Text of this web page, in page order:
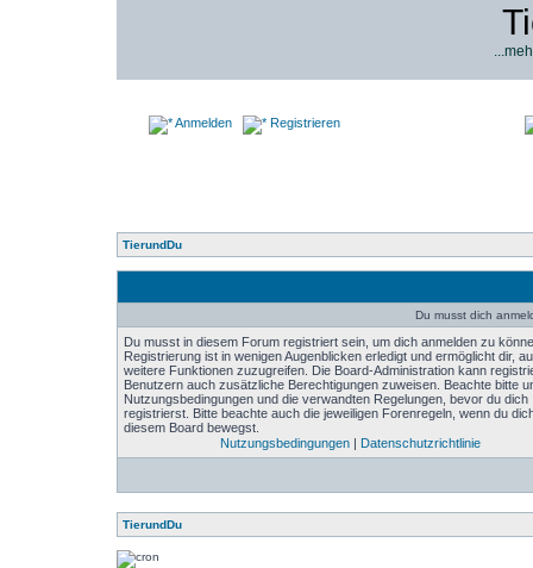
Anmelden Registrieren
TierundDu
Du musst dich
Du musst in diesem Forum registriert sein, um dich anmelden zu
Registrierung ist in wenigen Augenblicken erledigt und ermöglicht dir,
weitere Funktionen zuzugreifen. Die Board-Administration kann
Benutzern auch zusätzliche Berechtigungen zuweisen. Beachte bitte
Nutzungsbedingungen und die verwandten Regelungen, bevor du dich
registrierst. Bitte beachte auch die jeweiligen Forenregeln, wenn du
diesem Board bewegst.
Nutzungsbedingungen| Datenschutzrichtlinie
TierundDu